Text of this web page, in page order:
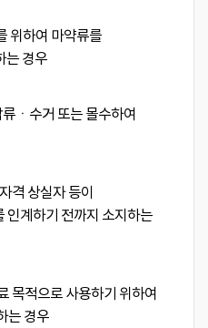
위하여 마약류를
는 경우
ㆍ수거 또는 몰수하여
격 상실자 등이
인계하기 전까지 소지하는
목적으로 사용하기 위하여
는 경우